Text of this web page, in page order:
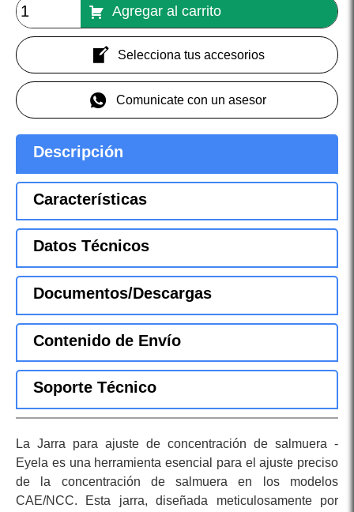
Agregar al carrito
Selecciona tus accesorios
Comunicate con un asesor
Descripción
Características
Datos Técnicos
Documentos/Descargas
Contenido de Envío
Soporte Técnico
La Jarra para ajuste de concentración de salmuera -
Eyela es una herramienta esencial para el ajuste preciso
de la concentración de salmuera en los modelos
CAE/NCC. Esta jarra, diseñada meticulosamente por